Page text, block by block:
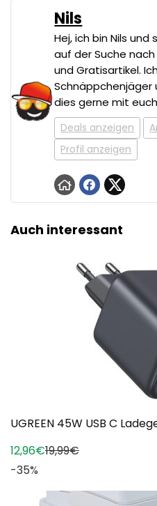
Nils
Hej, ich bin Nils
auf der Suche
und Gratisartikel.
Schnäppchenjäger
dies gerne mit
Deals anzeigen
Profil anzeigen
Auch interessant
UGREEN 45W USB C
12,96€19,99€
-35%